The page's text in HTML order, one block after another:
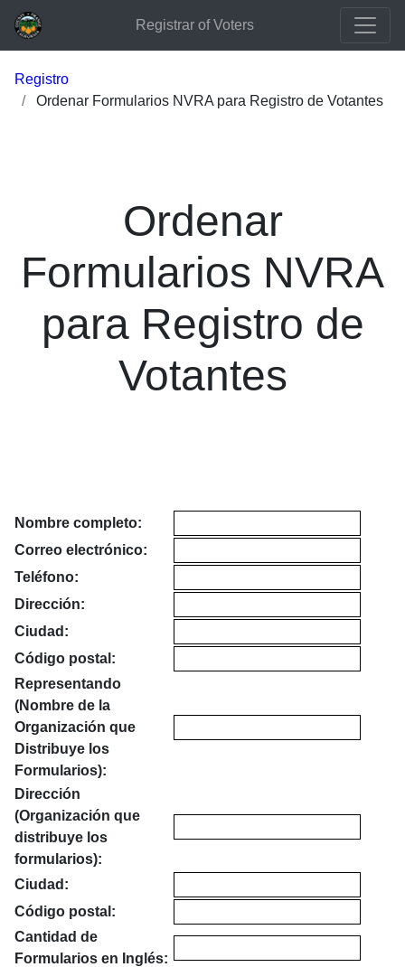
Registrar of Voters
Registro
Ordenar Formularios NVRA para Registro de Votantes
Ordenar
Formularios NVRA
para Registro de
Votantes
Nombre completo:
Correo electrónico:
Teléfono:
Dirección:
Ciudad:
Código postal:
Representando
(Nombre de la
Organización que
Distribuye los
Formularios):
Dirección
(Organización que
distribuye los
formularios):
Ciudad:
Código postal:
Cantidad de
Formularios en Inglés: